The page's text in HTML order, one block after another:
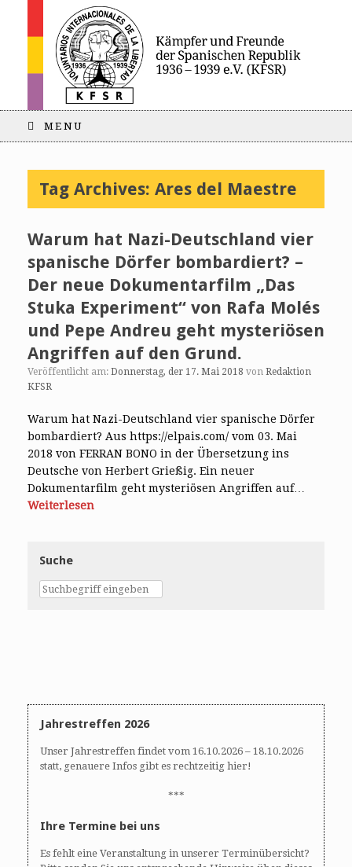
MENU
Tag Archives: Ares del Maestre
Warum hat Nazi-Deutschland vier
spanische Dörfer bombardiert? –
Der neue Dokumentarfilm „Das
Stuka Experiment“ von Rafa Molés
und Pepe Andreu geht mysteriösen
Angriffen auf den Grund.
Veröffentlicht am: Donnerstag, der 17. Mai 2018 von Redaktion
KFSR
Warum hat Nazi-Deutschland vier spanische Dörfer
bombardiert? Aus https://elpais.com/ vom 03. Mai
2018 von FERRAN BONO in der Übersetzung ins
Deutsche von Herbert Grießig. Ein neuer
Dokumentarfilm geht mysteriösen Angriffen auf…
Weiterlesen
Suche
Jahrestreffen 2026
Unser Jahrestreffen findet vom 16.10.2026 – 18.10.2026
statt, genauere Infos gibt es rechtzeitig hier!
***
Ihre Termine bei uns
Es fehlt eine Veranstaltung in unserer Terminübersicht?